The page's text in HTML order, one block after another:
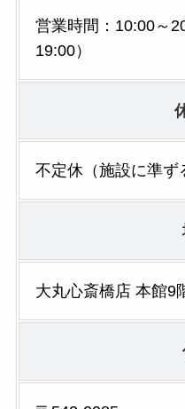
営業時間：10:00～
19:00）
不定休（施設に準ず
大丸心斎橋店 本館9